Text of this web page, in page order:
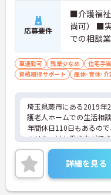
応募要件
■介護福
尚可） ■
での相談
限定可）
車通勤可 残業少なめ 住宅手
資格取得サポート
産休･育休･
埼玉県蕨市にある2019年
護老人ホームでの生活相談
年間休日110日もあるの
ハリをつけた働き方がで
ご興味のある方には、面
に詳細をお話しいたしま
さい！
詳細を見る